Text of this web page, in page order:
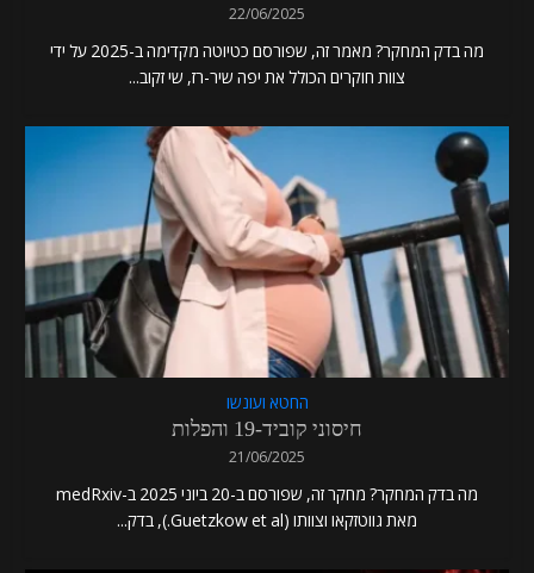
22/06/2025
מה בדק המחקר? מאמר זה, שפורסם כטיוטה מקדימה ב-2025 על ידי
צוות חוקרים הכולל את יפה שיר-רז, שי זקוב...
החטא ועונשו
חיסוני קוביד-19 והפלות
21/06/2025
מה בדק המחקר? מחקר זה, שפורסם ב-20 ביוני 2025 ב-medRxiv
מאת גווטזקאו וצוותו (Guetzkow et al.), בדק...